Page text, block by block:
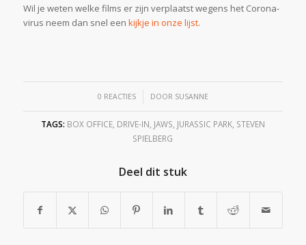
Wil je weten welke films er zijn verplaatst wegens het Corona-
virus neem dan snel een kijkje in onze lijst.
0 REACTIES
/ DOOR SUSANNE
TAGS: BOX OFFICE, DRIVE-IN JAWS JURASSIC PARK, STEVEN
SPIELBERG
Deel dit stuk